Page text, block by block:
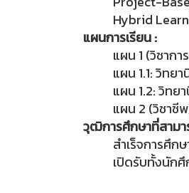
Hybrid
แผนการเรียน :
แผน 1 (วิชาก
แผน 1.1: วิทย
แผน 1.2: วิทย
แผน 2 (วิชาชี
วุฒิการศึกษาที่สามา
สำเร็จการศึก
เปิดรับทั้งนัก